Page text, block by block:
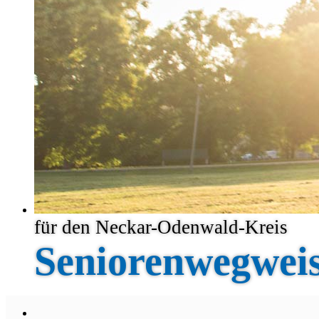
für den Neckar-Odenwald-Kreis